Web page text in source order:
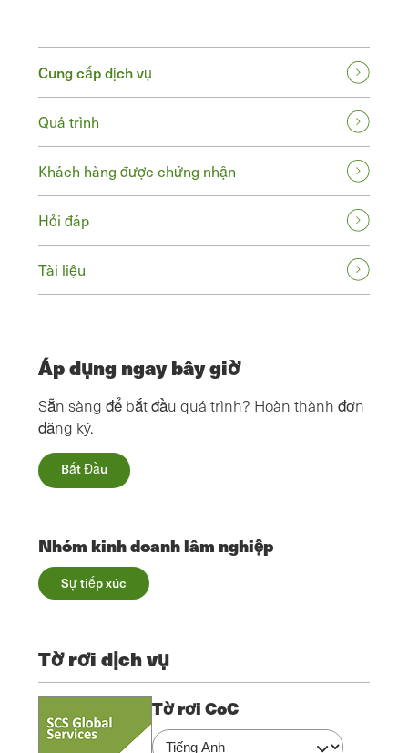
Cung cấp dịch vụ
Quá trình
Khách hàng được chứng nhận
Hỏi đáp
Tài liệu
Áp dụng ngay bây giờ
Sẵn sàng để bắt đầu quá trình? Hoàn thành đơn
đăng ký.
Bắt Đầu
Nhóm kinh doanh lâm nghiệp
Sự tiếp xúc
Tờ rơi dịch vụ
Tờ rơi CoC